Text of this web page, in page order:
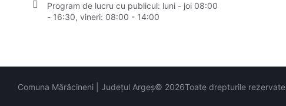
Program de lucru cu publicul: luni - joi 08:00
- 16:30, vineri: 08:00 - 14:00
Comuna Mărăcineni | Județul Argeș© 2026Toate drepturile rezervate